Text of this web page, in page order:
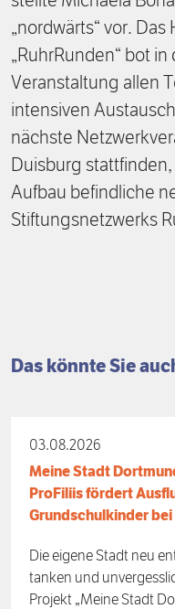
„nordwärts“ vor.
„RuhrRunden“ bot
Veranstaltung allen
intensiven
nächste
Duisburg
Aufbau befindliche
Stiftungsnetzwerks
Das könnte Sie
03.08.2026
Meine Stadt
ProFiliis fördert
Grundschulkinder
Die eigene Stadt neu
tanken und
Projekt „Meine Stadt